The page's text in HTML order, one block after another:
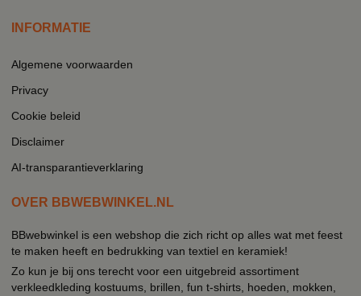
INFORMATIE
Algemene voorwaarden
Privacy
Cookie beleid
Disclaimer
AI-transparantieverklaring
OVER BBWEBWINKEL.NL
BBwebwinkel is een webshop die zich richt op alles wat met feest
te maken heeft en bedrukking van textiel en keramiek!
Zo kun je bij ons terecht voor een uitgebreid assortiment
verkleedkleding kostuums, brillen, fun t-shirts, hoeden, mokken,